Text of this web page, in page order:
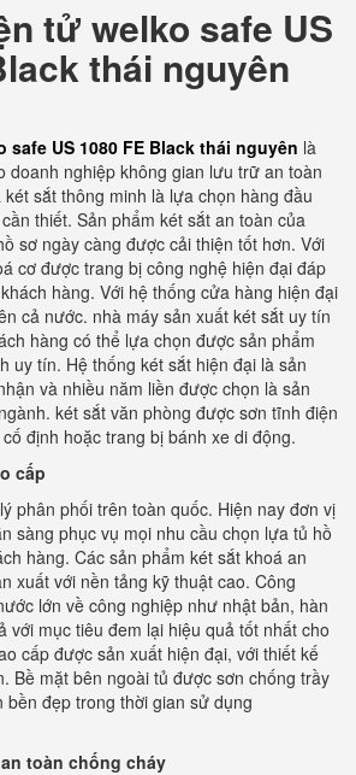
tử welko safe US
thái nguyên
US 1080 FE Black thái nguyên là
doanh nghiệp không gian lưu trữ an toàn
sắt thông minh là lựa chọn hàng đầu
thiết. Sản phẩm két sắt an toàn của
sơ ngày càng được cải thiện tốt hơn. Với
cơ được trang bị công nghệ hiện đại đáp
hàng. Với hệ thống cửa hàng hiện đại
cả nước. nhà máy sản xuất két sắt uy tín
hàng có thể lựa chọn được sản phẩm
uy tín. Hệ thống két sắt hiện đại là sản
và nhiều năm liền được chọn là sản
két sắt văn phòng được sơn tĩnh điện
định hoặc trang bị bánh xe di động.
cấp
phân phối trên toàn quốc. Hiện nay đơn vị
sàng phục vụ mọi nhu cầu chọn lựa tủ hồ
hàng. Các sản phẩm két sắt khoá an
xuất với nền tảng kỹ thuật cao. Công
lớn về công nghiệp như nhật bản, hàn
với mục tiêu đem lại hiệu quả tốt nhất cho
cấp được sản xuất hiện đại, với thiết kế
Bề mặt bên ngoài tủ được sơn chống trầy
bền đẹp trong thời gian sử dụng
toàn chống cháy